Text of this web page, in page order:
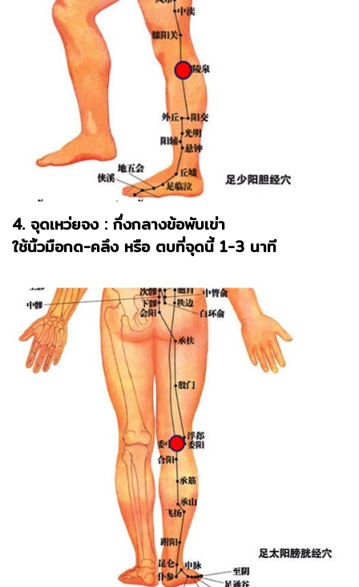
4. จุดเหว่ยจง : กึ่งกลางข้อพับเข่า
ใช้นิ้วมือกด-คลึง หรือ ตบที่จุดนี้ 1-3 นาที